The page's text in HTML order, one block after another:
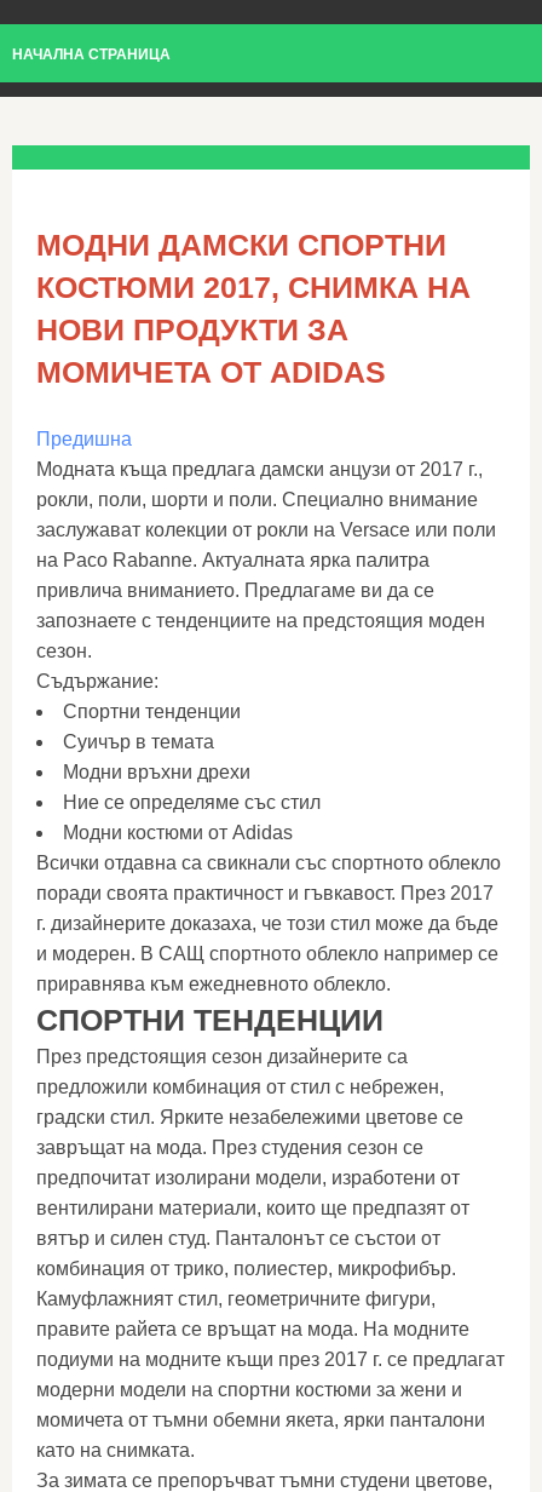
НАЧАЛНА СТРАНИЦА
МОДНИ ДАМСКИ СПОРТНИ
КОСТЮМИ 2017, СНИМКА НА
НОВИ ПРОДУКТИ ЗА
МОМИЧЕТА ОТ ADIDAS
Предишна
Модната къща предлага дамски анцузи от 2017 г.,
рокли, поли, шорти и поли. Специално внимание
заслужават колекции от рокли на Versace или поли
на Paco Rabanne. Актуалната ярка палитра
привлича вниманието. Предлагаме ви да се
запознаете с тенденциите на предстоящия моден
сезон.
Съдържание:
Спортни тенденции
Суичър в темата
Модни връхни дрехи
Ние се определяме със стил
Модни костюми от Adidas
Всички отдавна са свикнали със спортното облекло
поради своята практичност и гъвкавост. През 2017
г. дизайнерите доказаха, че този стил може да бъде
и модерен. В САЩ спортното облекло например се
приравнява към ежедневното облекло.
СПОРТНИ ТЕНДЕНЦИИ
През предстоящия сезон дизайнерите са
предложили комбинация от стил с небрежен,
градски стил. Ярките незабележими цветове се
завръщат на мода. През студения сезон се
предпочитат изолирани модели, изработени от
вентилирани материали, които ще предпазят от
вятър и силен студ. Панталонът се състои от
комбинация от трико, полиестер, микрофибър.
Камуфлажният стил, геометричните фигури,
правите райета се връщат на мода. На модните
подиуми на модните къщи през 2017 г. се предлагат
модерни модели на спортни костюми за жени и
момичета от тъмни обемни якета, ярки панталони
като на снимката.
За зимата се препоръчват тъмни студени цветове,